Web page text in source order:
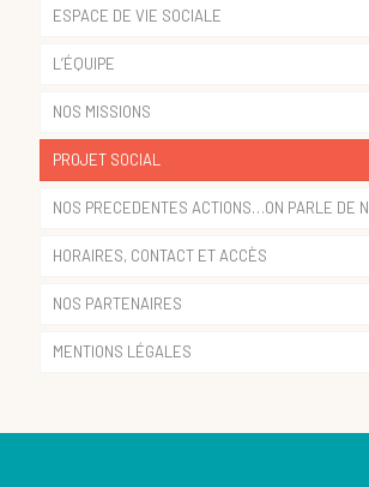
ESPACE DE VIE SOCIALE
L’ÉQUIPE
NOS MISSIONS
PROJET SOCIAL
NOS PRECEDENTES ACTIONS…ON PARLE DE
HORAIRES, CONTACT ET ACCÈS
NOS PARTENAIRES
MENTIONS LÉGALES